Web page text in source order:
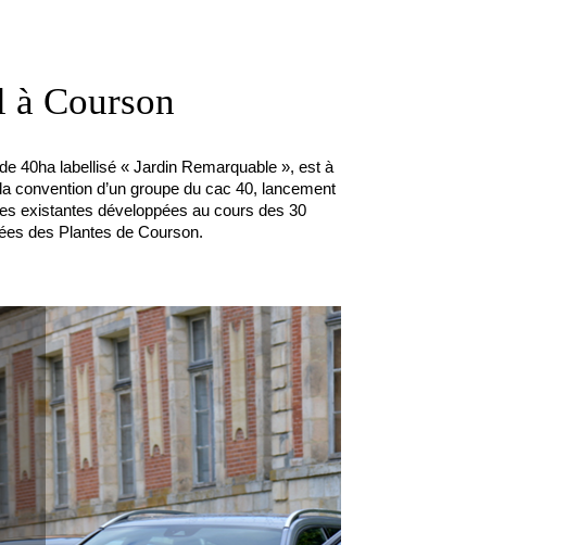
à Courson
40ha labellisé « Jardin Remarquable », est à
convention d’un groupe du cac 40, lancement
existantes développées au cours des 30
des Plantes de Courson.